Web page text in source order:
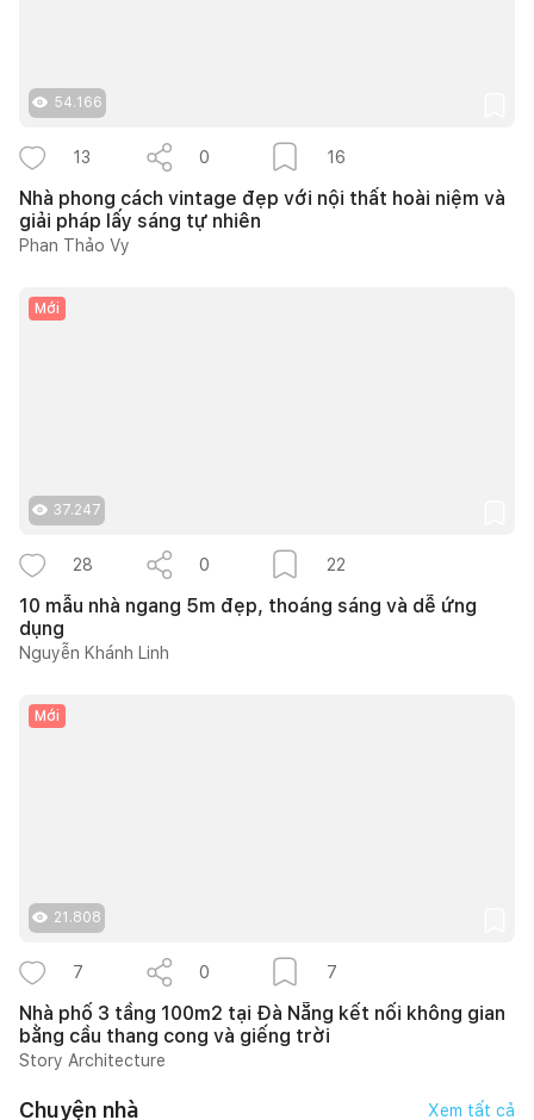
54.166
13 0 16
Nhà phong cách vintage đẹp với nội thất hoài niệm và
giải pháp lấy sáng tự nhiên
Phan Thảo Vy
Mới
37.247
28 0 22
10 mẫu nhà ngang 5m đẹp, thoáng sáng và dễ ứng
dụng
Nguyễn Khánh Linh
Mới
21.808
7 0 7
Nhà phố 3 tầng 100m2 tại Đà Nẵng kết nối không gian
bằng cầu thang cong và giếng trời
Story Architecture
Chuyện nhà Xem tất cả